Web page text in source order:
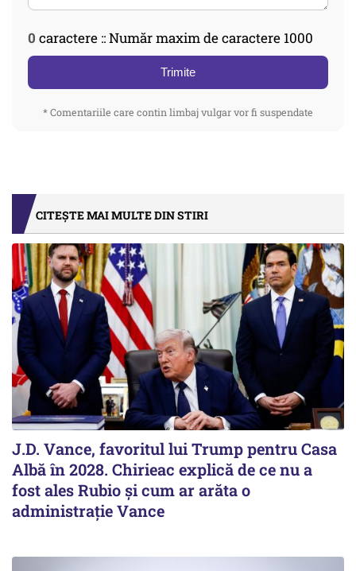
0 caractere :: Număr maxim de caractere 1000
Trimite
* Comentariile care contin limbaj vulgar vor fi suspendate
CITEȘTE MAI MULTE DIN STIRI
J.D. Vance, favoritul lui Trump pentru Casa
Albă în 2028. Chirieac explică de ce nu a
fost ales Rubio și cum ar arăta o
administrație Vance